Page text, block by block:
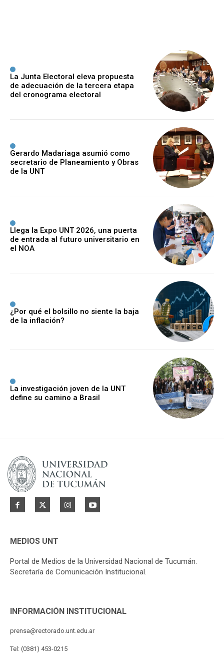
La Junta Electoral eleva propuesta
de adecuación de la tercera etapa
del cronograma electoral
Gerardo Madariaga asumió como
secretario de Planeamiento y Obras
de la UNT
Llega la Expo UNT 2026, una puerta
de entrada al futuro universitario en
el NOA
¿Por qué el bolsillo no siente la baja
de la inflación?
La investigación joven de la UNT
define su camino a Brasil
MEDIOS UNT
Portal de Medios de la Universidad Nacional de Tucumán.
Secretaría de Comunicación Institucional.
INFORMACIÓN INSTITUCIONAL
prensa@rectorado.unt.edu.ar
Tel: (0381) 453-0215